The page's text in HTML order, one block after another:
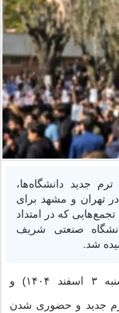
جدید دانشگاه‌ها،
تهران و مشهد برای
که در امتداد
صنعتی شریف
شد.
اقتصاد۲۴ نوشت: امروز (یکشنبه ۳ اسفند ۱۴۰۴) و
جدید و حضوری شدن